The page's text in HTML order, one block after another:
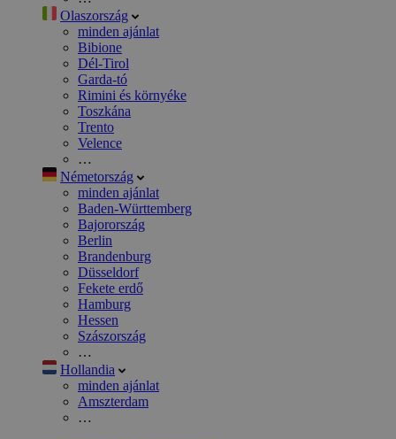
Olaszország
minden ajánlat
Bibione
Dél-Tirol
Garda-tó
Rimini és környéke
Toszkána
Trento
Velence
…
Németország
minden ajánlat
Baden-Württemberg
Bajorország
Berlin
Brandenburg
Düsseldorf
Fekete erdő
Hamburg
Hessen
Szászország
…
Hollandia
minden ajánlat
Amszterdam
…